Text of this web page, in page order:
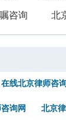
咨询 北
在线北京律师咨询
询网 北京